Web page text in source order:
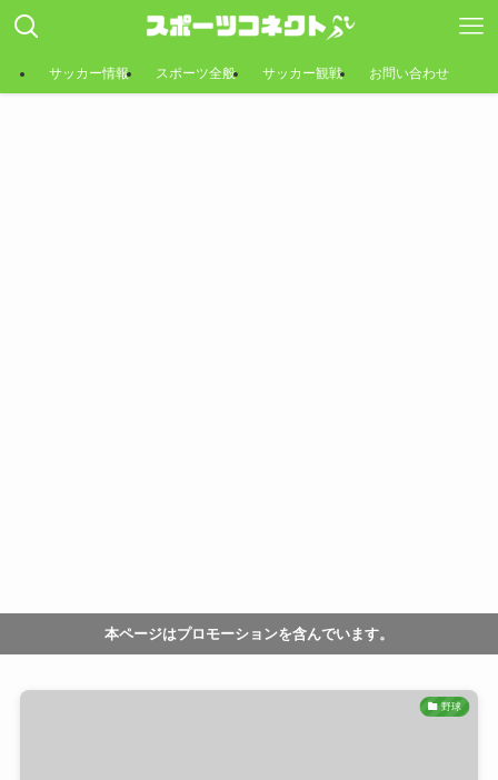
サッカー情報 スポーツ全般 サッカー観戦 お問い合わせ
本ページはプロモーションを含んでいます。
野球